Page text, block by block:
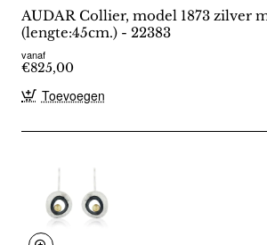
AUDAR Collier, model 1873 zilver
(lengte:45cm.) - 22383
vanaf
€825,00
Toevoegen